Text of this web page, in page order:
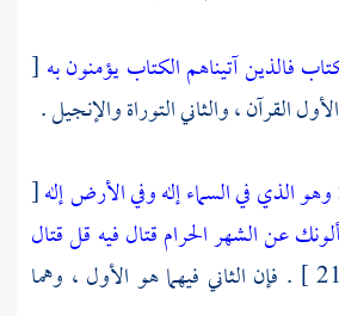
فالذين آتيناهم الكتاب يؤمنون به [
وهو الذي في السماء إله وفي الأرض إله[
عن الشهر الحرام قتال فيه قل قتال
[ البقرة : 217 ] . فإن الثاني فيهما هو الأول ، وهما